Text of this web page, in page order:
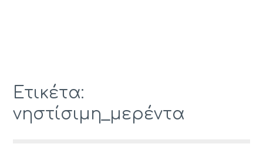
Ετικέτα:
νηστίσιμη_μερέντα